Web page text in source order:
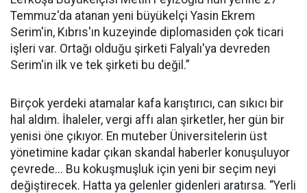
Temmuz'da atanan yeni büyükelçi Yasin Ekrem
Serim'in, Kıbrıs'ın kuzeyinde diplomasiden çok ticari
işleri var. Ortağı olduğu şirketi Falyalı'ya devreden
Serim'in ilk ve tek şirketi bu değil.”
Birçok yerdeki atamalar kafa karıştırıcı, can sıkıcı bir
hal aldım. İhaleler, vergi affı alan şirketler, her gün bir
yenisi öne çıkıyor. En muteber Üniversitelerin üst
yönetimine kadar çıkan skandal haberler konuşuluyor
çevrede... Bu kokuşmuşluk için yeni bir seçim neyi
değiştirecek. Hatta ya gelenler gidenleri aratırsa. “Yerli